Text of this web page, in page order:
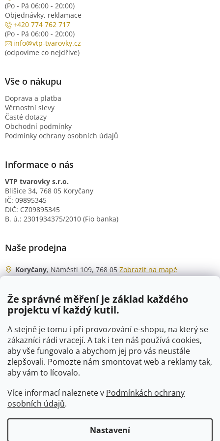
Že správné měření je základ každého
projektu ví každý kutil.
A stejně je tomu i při provozování e-shopu, na který se
zákazníci rádi vracejí. A tak i ten náš používá cookies,
aby vše fungovalo a abychom jej pro vás neustále
zlepšovali. Pomozte nám smontovat web a reklamy tak,
aby vám to lícovalo.
Více informací naleznete v Podmínkách ochrany
osobních údajů.
Nastavení
(Po - Pá 06:00 - 20:00)
Objednávky, reklamace
+420 774 762 717
(Po - Pá 06:00 - 20:00)
info@vtp-tvarovky.cz
(odpovíme co nejdříve)
Vše o nákupu
Doprava a platba
Věrnostní slevy
Časté dotazy
Obchodní podmínky
Podmínky ochrany osobních údajů
Informace o nás
VTP tvarovky s.r.o.
Blišice 34, 768 05 Koryčany
IČ: 09895345
DIČ: CZ09895345
B. ú.: 2301934375/2010 (Fio banka)
Naše prodejna
Koryčany, Náměstí 109, 768 05 Zobrazit na mapě
Po - Čt
06:00 - 07:00
07:30 - 15:30
Pá
06:00 - 07:00
07:30 - 15:00
So
07:00 - 10:00
Ne
zavřeno